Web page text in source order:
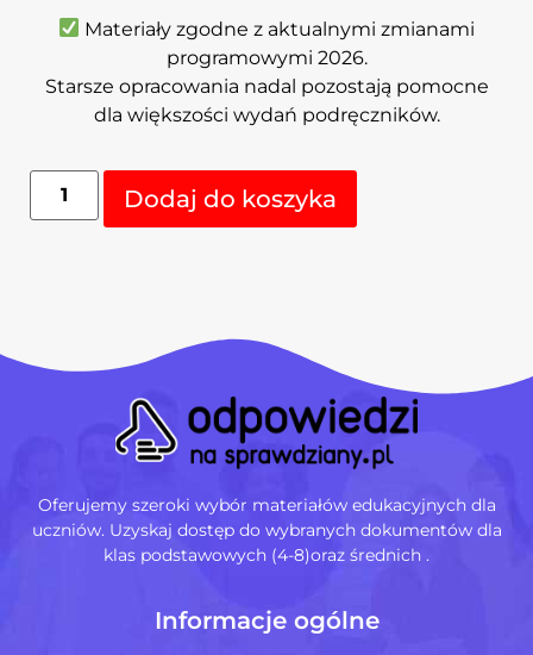
Materiały zgodne z aktualnymi zmianami
programowymi 2026.
Starsze opracowania nadal pozostają pomocne
dla większości wydań podręczników.
Dodaj do koszyka
Oferujemy szeroki wybór materiałów edukacyjnych dla
uczniów. Uzyskaj dostęp do wybranych dokumentów dla
klas podstawowych (4-8)oraz średnich .
Informacje ogólne